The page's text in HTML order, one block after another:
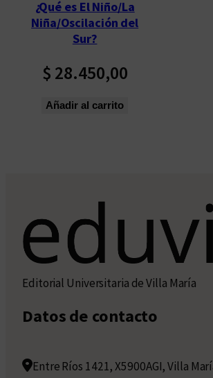
¿Qué es El Niño/La
Niña/Oscilación del
Sur?
$ 28.450,00
Añadir al carrito
Editorial Universitaria de Villa María
Datos de contacto
Entre Ríos 1421, X5900AGI, Villa